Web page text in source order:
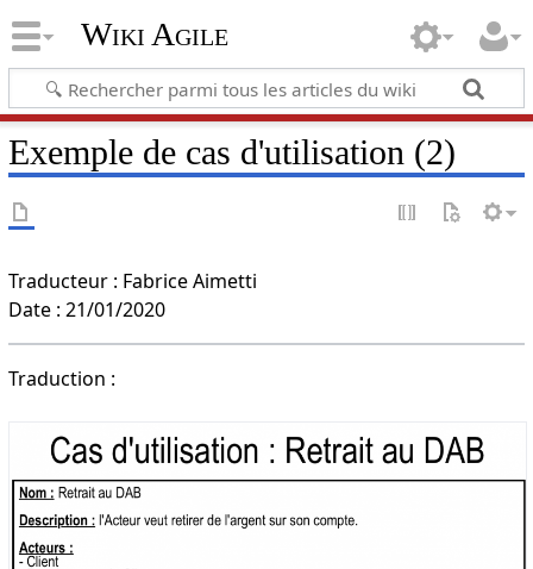
Wiki Agile
Exemple de cas d'utilisation (2)
Traducteur : Fabrice Aimetti
Date : 21/01/2020
Traduction :